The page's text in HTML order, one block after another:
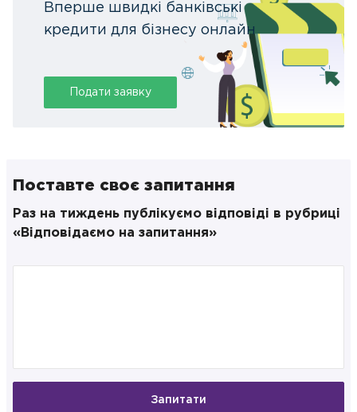
Вперше швидкі банківські
кредити для бізнесу онлайн
Подати заявку
Поставте своє запитання
Раз на тиждень публікуємо відповіді в рубриці
«Відповідаємо на запитання»
Запитати